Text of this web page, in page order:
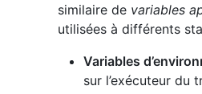
similaire de variables
utilisées à différents
Variables
sur l’exécuteur du